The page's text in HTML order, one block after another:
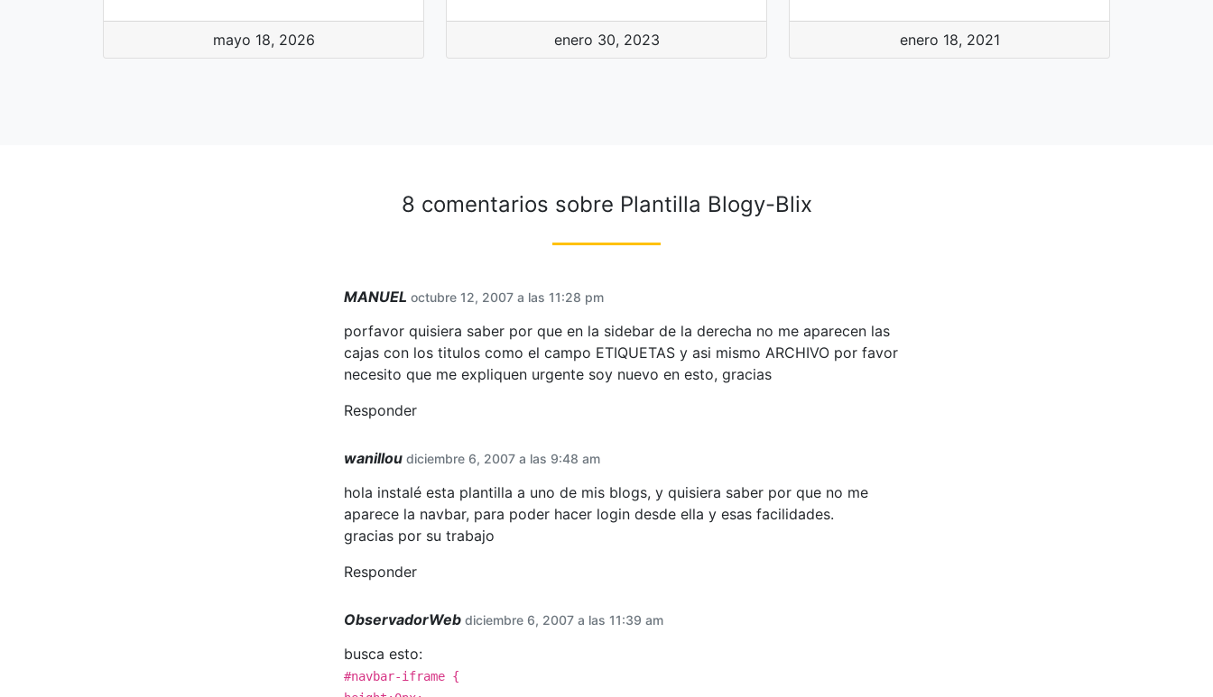
mayo 18, 2026 enero 30, 2023 enero 18, 2021
8 comentarios sobre Plantilla Blogy-Blix
MANUEL octubre 12, 2007 a las 11:28 pm
porfavor quisiera saber por que en la sidebar de la derecha no me aparecen las
cajas con los titulos como el campo ETIQUETAS y asi mismo ARCHIVO por favor
necesito que me expliquen urgente soy nuevo en esto, gracias
Responder
wanillou diciembre 6, 2007 a las 9:48 am
hola instalé esta plantilla a uno de mis blogs, y quisiera saber por que no me
aparece la navbar, para poder hacer login desde ella y esas facilidades.
gracias por su trabajo
Responder
ObservadorWeb diciembre 6, 2007 a las 11:39 am
busca esto:
#navbar-iframe {